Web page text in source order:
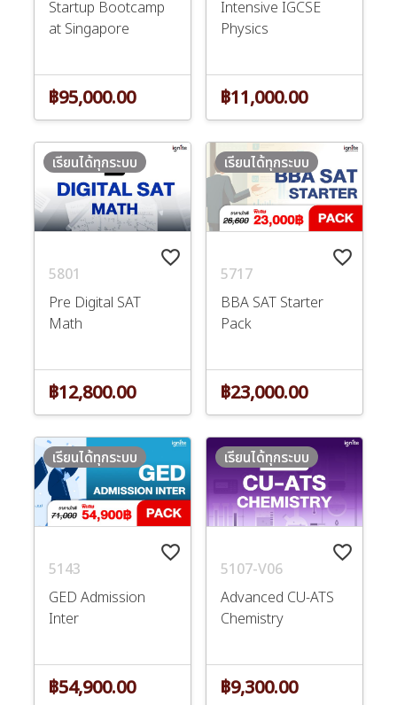
Startup Bootcamp
at Singapore
฿95,000.00
Intensive IGCSE
Physics
฿11,000.00
favorite_border
5801
Pre Digital SAT
Math
เรียนได้ทุกระบบ
฿12,800.00
favorite_border
5717
BBA SAT Starter
Pack
เรียนได้ทุกระบบ
฿23,000.00
favorite_border
5143
GED Admission
Inter
เรียนได้ทุกระบบ
฿54,900.00
favorite_border
5107-V06
Advanced CU-ATS
Chemistry
เรียนได้ทุกระบบ
฿9,300.00